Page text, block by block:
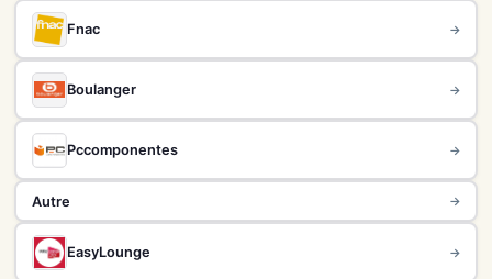
Fnac →
Boulanger →
Pccomponentes →
Autre →
EasyLounge →